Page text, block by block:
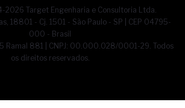
2026 Target Engenharia e Consultoria Ltda.
18801 - Cj. 1501 - São Paulo - SP | CEP 04795-
000 - Brasil
Ramal 881 | CNPJ: 00.000.028/0001-29. Todos
os direitos reservados.